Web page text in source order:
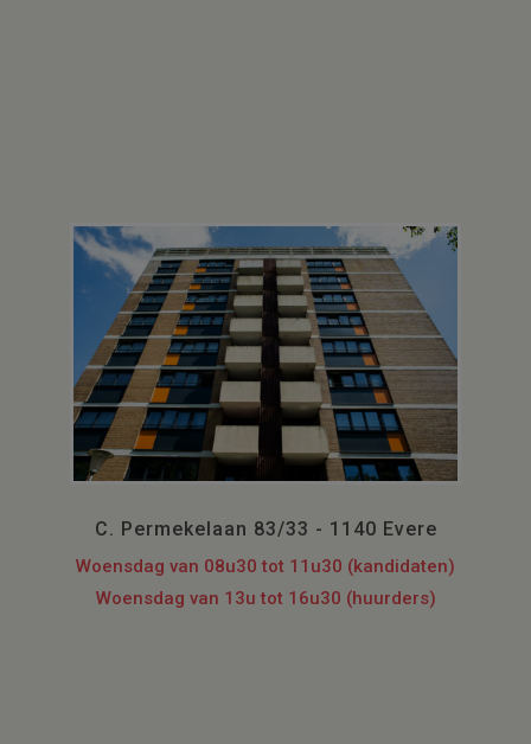
C. Permekelaan 83/33 - 1140 Evere
Woensdag van 08u30 tot 11u30 (kandidaten)
Woensdag van 13u tot 16u30 (huurders)